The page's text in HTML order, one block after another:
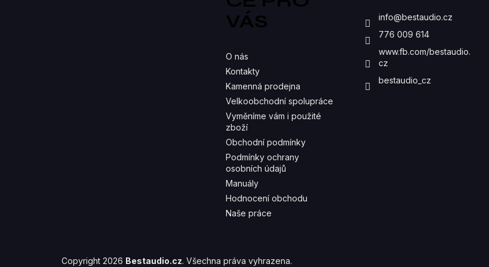
VÁS
O nás
Kontakty
Kamenná prodejna
Velkoobchodní spolupráce
Vyměníme vám i použité
zboží
Obchodní podmínky
Podmínky ochrany
osobních údajů
Manuály
Hodnocení obchodu
Naše práce
info@bestaudio.cz
776 009 614
www.fb.com/bestaudio.
cz
bestaudio_cz
Copyright 2026 Bestaudio.cz. Všechna práva vyhrazena.